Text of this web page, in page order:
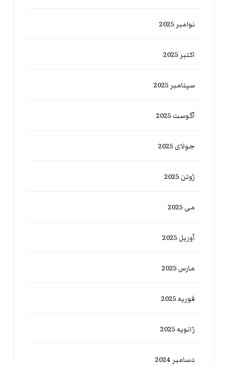
نوامبر 2025
اکتبر 2025
سپتامبر 2025
آگوست 2025
جولای 2025
ژوئن 2025
می 2025
آوریل 2025
مارس 2025
فوریه 2025
ژانویه 2025
دسامبر 2024